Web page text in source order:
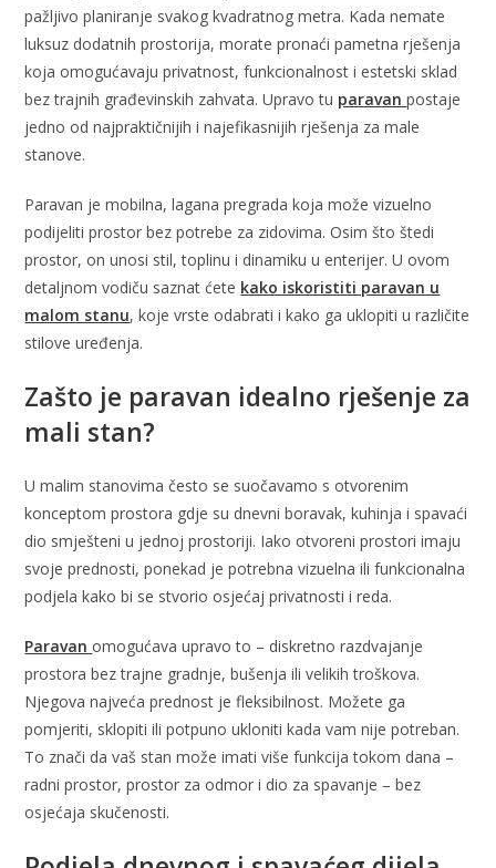
pažljivo planiranje svakog kvadratnog metra. Kada nemate
luksuz dodatnih prostorija, morate pronaći pametna rješenja
koja omogućavaju privatnost, funkcionalnost i estetski sklad
bez trajnih građevinskih zahvata. Upravo tu paravanpostaje
jedno od najpraktičnijih i najefikasnijih rješenja za male
stanove.
Paravan je mobilna, lagana pregrada koja može vizuelno
podijeliti prostor bez potrebe za zidovima. Osim što štedi
prostor, on unosi stil, toplinu i dinamiku u enterijer. U ovom
detaljnom vodiču saznat ćete kako iskoristiti paravan u
malom stanu, koje vrste odabrati i kako ga uklopiti u različite
stilove uređenja.
Zašto je paravan idealno rješenje za
mali stan?
U malim stanovima često se suočavamo s otvorenim
konceptom prostora gdje su dnevni boravak, kuhinja i spavaći
dio smješteni u jednoj prostoriji. Iako otvoreni prostori imaju
svoje prednosti, ponekad je potrebna vizuelna ili funkcionalna
podjela kako bi se stvorio osjećaj privatnosti i reda.
Paravanomogućava upravo to – diskretno razdvajanje
prostora bez trajne gradnje, bušenja ili velikih troškova.
Njegova najveća prednost je fleksibilnost. Možete ga
pomjeriti, sklopiti ili potpuno ukloniti kada vam nije potreban.
To znači da vaš stan može imati više funkcija tokom dana –
radni prostor, prostor za odmor i dio za spavanje – bez
osjećaja skučenosti.